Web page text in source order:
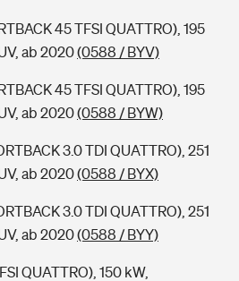
45 TFSI QUATTRO), 195
ab 2020(0588 / BYV)
45 TFSI QUATTRO), 195
ab 2020(0588 / BYW)
3.0 TDI QUATTRO), 251
ab 2020(0588 / BYX)
3.0 TDI QUATTRO), 251
ab 2020(0588 / BYY)
QUATTRO), 150 kW,